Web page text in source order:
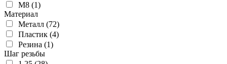
M8 (1)
Материал
Металл (72)
Пластик (4)
Резина (1)
Шаг резьбы